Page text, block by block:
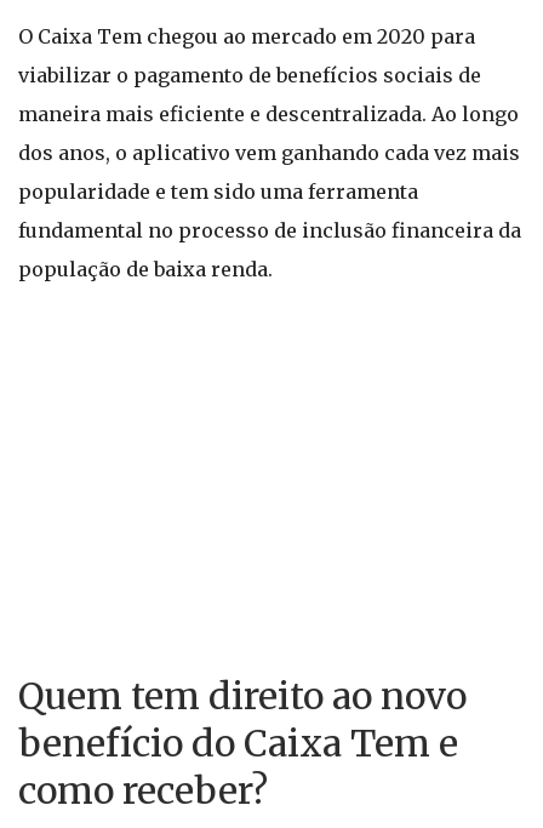
O Caixa Tem chegou ao mercado em 2020 para
viabilizar o pagamento de benefícios sociais de
maneira mais eficiente e descentralizada. Ao longo
dos anos, o aplicativo vem ganhando cada vez mais
popularidade e tem sido uma ferramenta
fundamental no processo de inclusão financeira da
população de baixa renda.
Quem tem direito ao novo
benefício do Caixa Tem e
como receber?